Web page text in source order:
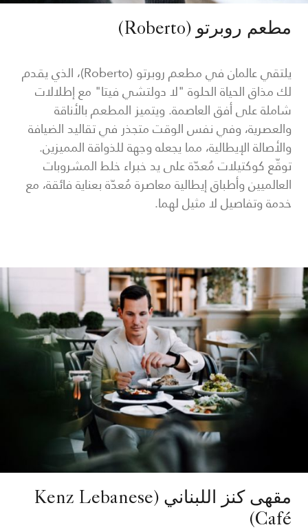
مطعم روبرتو (Roberto)
يلتقي عالمان في مطعم روبرتو (Roberto)، الذي يقدم
لك مذاق الحياة الحلوة "لا دولتشي فيتا" مع إطلالات
شاملة على أفق العاصمة. ويتميز المطعم بالأناقة
والعصرية، وفي نفس الوقت متجذر في تقاليد الضيافة
والأصالة الإيطالية، مما يجعله وجهة للذواقة المميزين.
توقّع كوكتيلات مُعدّة على يد خبراء خلط المشروبات
العالميين وأطباق إيطالية معاصرة مُعدّة بعناية فائقة، مع
خدمة وتفاصيل لا مثيل لهما.
مقهى كنز اللبناني (Kenz Lebanese
Café)